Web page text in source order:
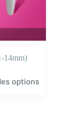
14mm)
options